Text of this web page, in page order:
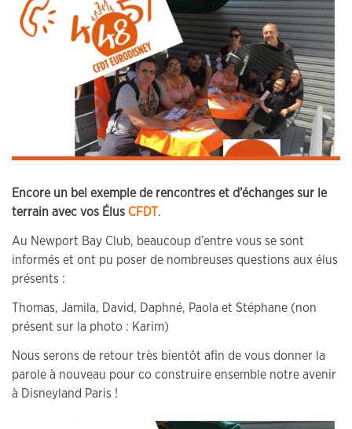
Encore un bel exemple de rencontres et d’échanges sur le
terrain avec vos Élus CFDT.
Au Newport Bay Club, beaucoup d’entre vous se sont
informés et ont pu poser de nombreuses questions aux élus
présents :
Thomas, Jamila, David, Daphné, Paola et Stéphane (non
présent sur la photo : Karim)
Nous serons de retour très bientôt afin de vous donner la
parole à nouveau pour co construire ensemble notre avenir
à Disneyland Paris !